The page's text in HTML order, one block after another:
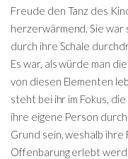
Freude den Tanz des
herzerwärmend. Sie war
durch ihre Schale
Es war, als würde man
von diesen Elementen
steht bei ihr im Fokus,
ihre eigene Person
Grund sein, weshalb
Offenbarung erlebt